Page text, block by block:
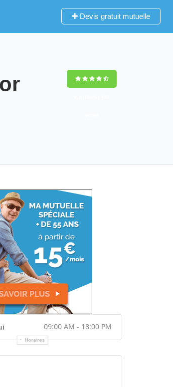
Devis gratuit mutuelle
09:00 AM - 18:00 PM
Horaires